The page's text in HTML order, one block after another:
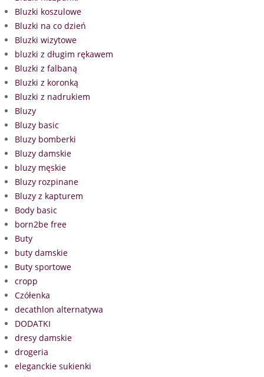
Bluzki koszulowe
Bluzki na co dzień
Bluzki wizytowe
bluzki z długim rękawem
Bluzki z falbaną
Bluzki z koronką
Bluzki z nadrukiem
Bluzy
Bluzy basic
Bluzy bomberki
Bluzy damskie
bluzy męskie
Bluzy rozpinane
Bluzy z kapturem
Body basic
born2be free
Buty
buty damskie
Buty sportowe
cropp
Czółenka
decathlon alternatywa
DODATKI
dresy damskie
drogeria
eleganckie sukienki